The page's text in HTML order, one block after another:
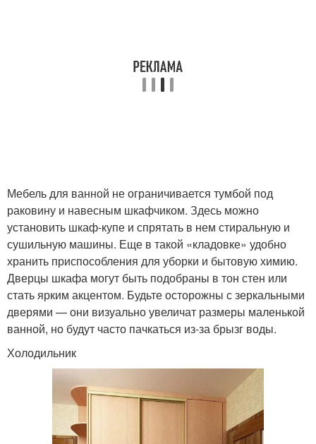
Мебель для ванной не ограничивается тумбой под
раковину и навесным шкафчиком. Здесь можно
установить шкаф-купе и спрятать в нем стиральную и
сушильную машины. Еще в такой «кладовке» удобно
хранить приспособления для уборки и бытовую химию.
Дверцы шкафа могут быть подобраны в тон стен или
стать ярким акцентом. Будьте осторожны с зеркальными
дверями — они визуально увеличат размеры маленькой
ванной, но будут часто пачкаться из-за брызг воды.
Холодильник